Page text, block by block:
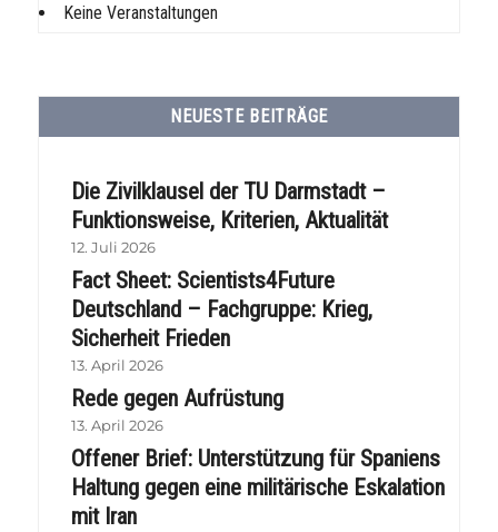
Keine Veranstaltungen
NEUESTE BEITRÄGE
Die Zivilklausel der TU Darmstadt –
Funktionsweise, Kriterien, Aktualität
12. Juli 2026
Fact Sheet: Scientists4Future
Deutschland – Fachgruppe: Krieg,
Sicherheit Frieden
13. April 2026
Rede gegen Aufrüstung
13. April 2026
Offener Brief: Unterstützung für Spaniens
Haltung gegen eine militärische Eskalation
mit Iran